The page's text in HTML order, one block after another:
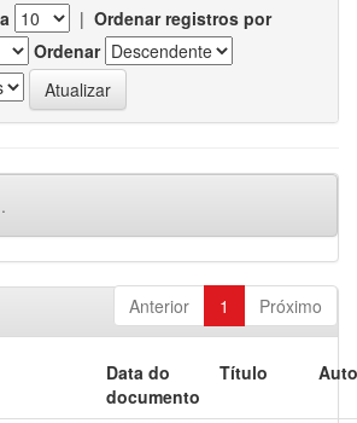
| Ordenar registros por
Ordenar
Anterior 1 Próximo
Data do
documento
Título